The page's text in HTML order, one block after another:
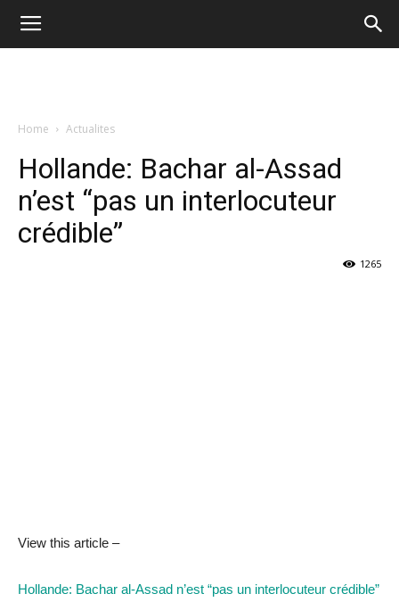
Home Actualites
Hollande: Bachar al-Assad
n’est “pas un interlocuteur
crédible”
1265
View this article –
Hollande: Bachar al-Assad n’est “pas un interlocuteur crédible”